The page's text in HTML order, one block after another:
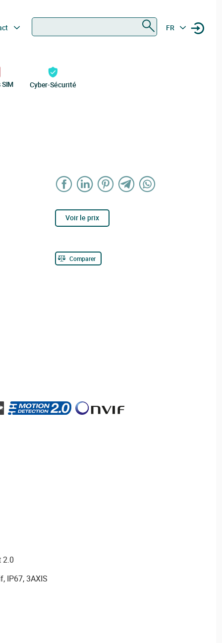
FR
Cyber-Sécurité
Voir le prix
Comparer
2.0
IP67, 3AXIS